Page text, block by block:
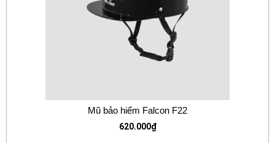
Mũ bảo hiểm Falcon F22
620.000₫